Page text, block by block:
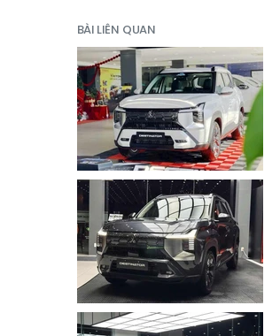
BÀI LIÊN QUAN